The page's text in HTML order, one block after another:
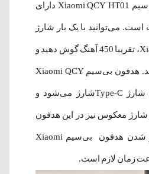
شما برسد. هدفون بی‌سیم Xiaomi QCY HT01 دارای
تا 30 ساعت است. می‌توانید با یک بار شارژ
کامل Xiaomi QCY HT01، تقریبا 450 آهنگ گوش دهید و
یا 15 فیلم کامل را ببینید. هدفون بی‌سیم Xiaomi QCY
HT01 از طریق پورت شارژ Type-Cشارژ می‌شود و
معکوس نیز در این هدفون
وجود دارد. برای شارژ شدن هدفون بی‌سیم Xiaomi